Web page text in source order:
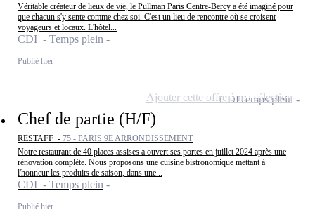
Véritable créateur de lieux de vie, le Pullman Paris Centre-Bercy a été imaginé pour
que chacun s'y sente comme chez soi. C'est un lieu de rencontre où se croisent
voyageurs et locaux. L'hôtel...
CDI - Temps plein
Publié hier
Chef de partie (H/F)
RESTAFF - 75 - PARIS 9E ARRONDISSEMENT
Notre restaurant de 40 places assises a ouvert ses portes en juillet 2024 après une
rénovation complète. Nous proposons une cuisine bistronomique mettant à
l'honneur les produits de saison, dans une...
CDI - Temps plein
Publié hier
CDITemps plein
Ajouter cette offre à ma sélection